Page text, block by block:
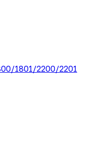
1801/2200/2201